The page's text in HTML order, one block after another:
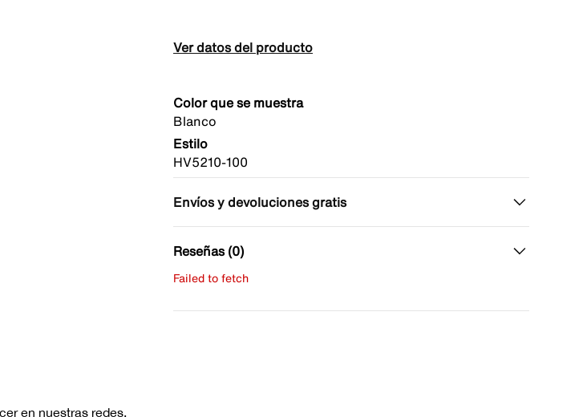
Ver datos del producto
Color que se muestra
Blanco
Estilo
HV5210-100
Envíos y devoluciones gratis
Reseñas (0)
Failed to fetch